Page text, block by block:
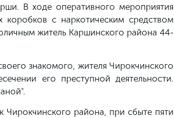
В ходе оперативного мероприятия
с наркотическим средством
житель Каршинского района 44-
знакомого, жителя Чирокчинского
его преступной деятельности.
района, при сбыте пяти